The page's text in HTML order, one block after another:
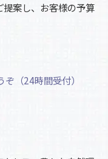
案し、お客様の予算
（24時間受付）